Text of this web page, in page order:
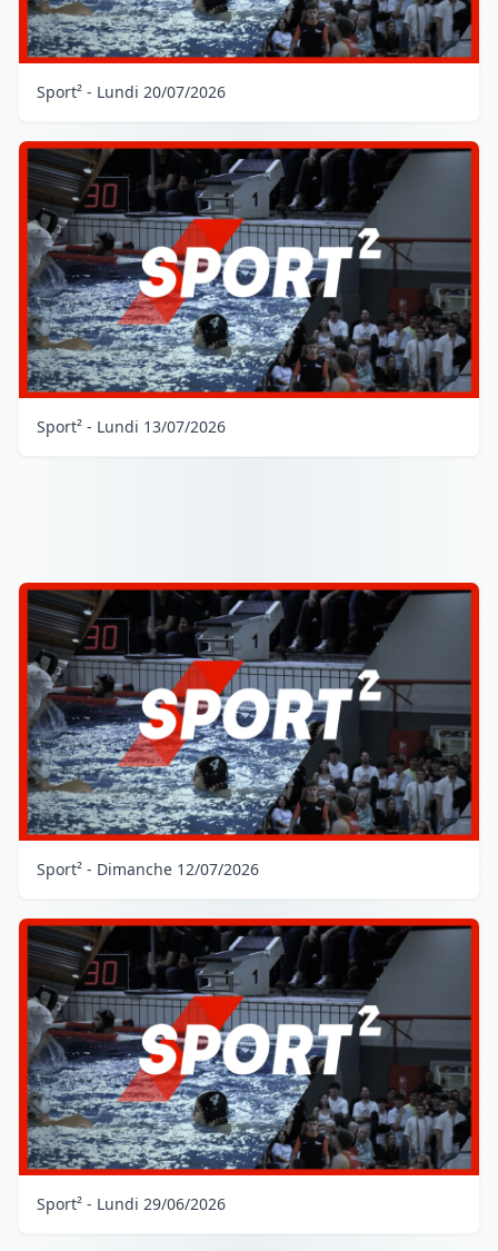
Sport² - Lundi 20/07/2026
Sport² - Lundi 13/07/2026
Sport² - Dimanche 12/07/2026
Sport² - Lundi 29/06/2026